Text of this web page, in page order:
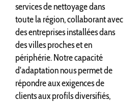
services de nettoyage dans
toute la région, collaborant avec
des entreprises installées dans
des villes proches et en
périphérie. Notre capacité
d'adaptation nous permet de
répondre aux exigences de
clients aux profils diversifiés,